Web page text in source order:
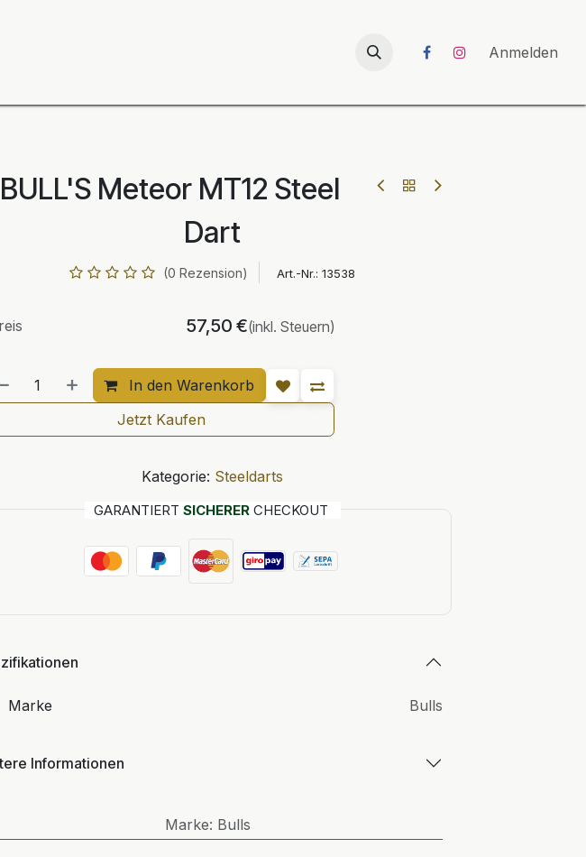
UNICORN-Launch 2026 Anmelden
BULL'S Meteor MT12 Steel
Dart
(0 Rezension) Art.-Nr.: 13538
In den Warenkorb
57,50 €(inkl. Steuern)
Jetzt Kaufen
Kategorie: Steeldarts
GARANTIERT SICHERERCHECKOUT
Marke Bulls
Informationen
Marke: Bulls